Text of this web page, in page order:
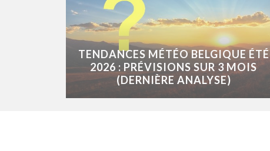
TENDANCES MÉTÉO BELGIQUE ÉTÉ
2026 : PRÉVISIONS SUR 3 MOIS
(DERNIÈRE ANALYSE)